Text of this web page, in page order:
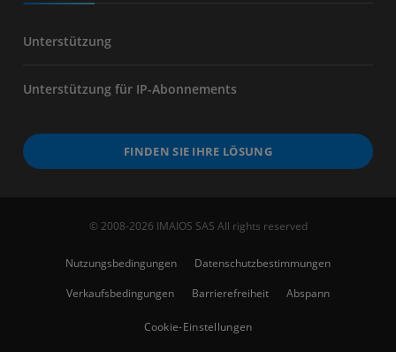
Unterstützung
Unterstützung für IP-Abonnements
FINDEN SIE IHRE LÖSUNG
© 2008-2026 IMAIOS SAS All rights reserved
Nutzungsbedingungen
Datenschutzbestimmungen
Verkaufsbedingungen
Barrierefreiheit Abspann
Cookie-Einstellungen